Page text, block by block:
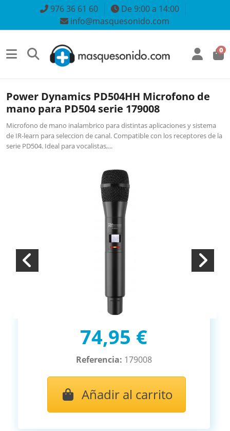
976 36 61 60
De 9:00 a 14:00
info@masquesonido.com
0
Power Dynamics PD504HH Microfono de
mano para PD504 serie 179008
Microfono de mano inalambrico para distintas aplicaciones y sistema
de IR-learn para seleccion de canal. Compatible con los receptores de la
serie PD504. Ideal para vocalistas,...
74,95 €
Referencia: 179008
Añadir al carrito